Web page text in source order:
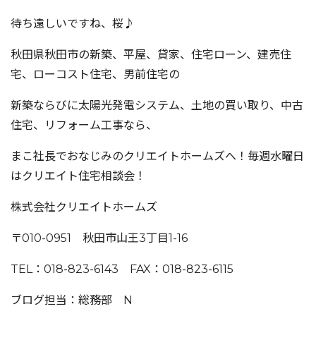
待ち遠しいですね、桜♪
秋田県秋田市の新築、平屋、貸家、住宅ローン、建売住
宅、ローコスト住宅、男前住宅の
新築ならびに太陽光発電システム、土地の買い取り、中古
住宅、リフォーム工事なら、
まこ社長でおなじみのクリエイトホームズへ！毎週水曜日
はクリエイト住宅相談会！
株式会社クリエイトホームズ
〒010-0951 秋田市山王3丁目1-16
TEL：018-823-6143 FAX：018-823-6115
ブログ担当：総務部 N